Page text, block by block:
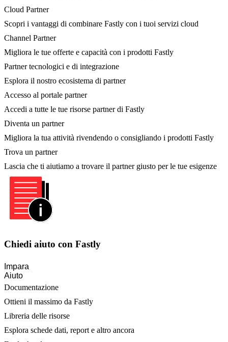
Cloud Partner
Scopri i vantaggi di combinare Fastly con i tuoi servizi cloud
Channel Partner
Migliora le tue offerte e capacità con i prodotti Fastly
Partner tecnologici e di integrazione
Esplora il nostro ecosistema di partner
Accesso al portale partner
Accedi a tutte le tue risorse partner di Fastly
Diventa un partner
Migliora la tua attività rivendendo o consigliando i prodotti Fastly
Trova un partner
Lascia che ti aiutiamo a trovare il partner giusto per le tue esigenze
Chiedi aiuto con Fastly
Impara
Aiuto
Documentazione
Ottieni il massimo da Fastly
Libreria delle risorse
Esplora schede dati, report e altro ancora